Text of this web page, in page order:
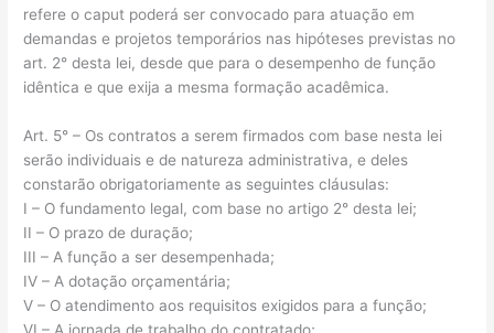
refere o caput poderá ser convocado para atuação em
demandas e projetos temporários nas hipóteses previstas no
art. 2° desta lei, desde que para o desempenho de função
idêntica e que exija a mesma formação acadêmica.
Art. 5° – Os contratos a serem firmados com base nesta lei
serão individuais e de natureza administrativa, e deles
constarão obrigatoriamente as seguintes cláusulas:
I – O fundamento legal, com base no artigo 2° desta lei;
II – O prazo de duração;
III – A função a ser desempenhada;
IV – A dotação orçamentária;
V – O atendimento aos requisitos exigidos para a função;